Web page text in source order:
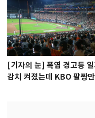
[기자의 눈] 폭염 경고등 일찌
감치 켜졌는데 KBO 팔짱만